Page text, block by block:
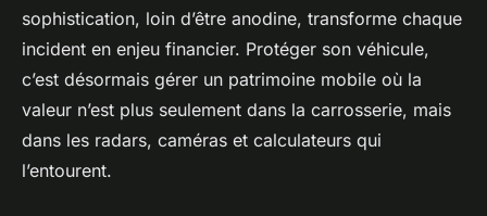
sophistication, loin d’être anodine, transforme chaque
incident en enjeu financier. Protéger son véhicule,
c’est désormais gérer un patrimoine mobile où la
valeur n’est plus seulement dans la carrosserie, mais
dans les radars, caméras et calculateurs qui
l’entourent.